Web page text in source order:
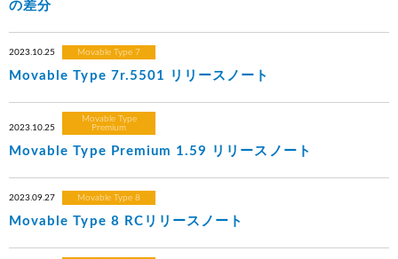
の差分
2023.10.25 Movable Type 7
Movable Type 7r.5501 リリースノート
2023.10.25
Movable Type
Premium
Movable Type Premium 1.59 リリースノート
2023.09.27 Movable Type 8
Movable Type 8 RCリリースノート